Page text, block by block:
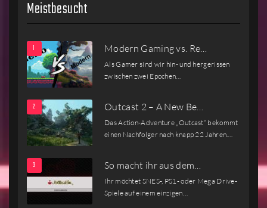
Meistbesucht
Modern Gaming vs. Re…
Als Gamer sind wir hin- und hergerissen
zwischen zwei Epochen…
Outcast 2 – A New Be…
Das Action-Adventure „Outcast“ bekommt
einen Nachfolger nach knapp 22 Jahren.…
So macht ihr aus dem…
Ihr möchtet SNES-, PS1- oder Mega Drive-
Spiele auf einem einzigen…